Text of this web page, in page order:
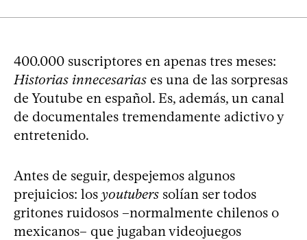
400.000 suscriptores en apenas tres meses:
Historias innecesarias es una de las sorpresas
de Youtube en español. Es, además, un canal
de documentales tremendamente adictivo y
entretenido.
Antes de seguir, despejemos algunos
prejuicios: los youtubers solían ser todos
gritones ruidosos –normalmente chilenos o
mexicanos– que jugaban videojuegos